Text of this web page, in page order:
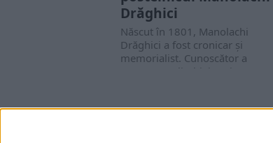
Drăghici
Născut în 1801, Manolachi
Drăghici a fost cronicar şi
memorialist. Cunoscător a
numeroase limbi, istorie,